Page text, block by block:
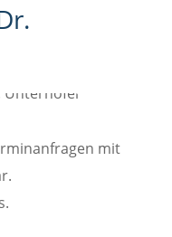
mit